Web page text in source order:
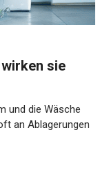
sie
und die Wäsche
an Ablagerungen